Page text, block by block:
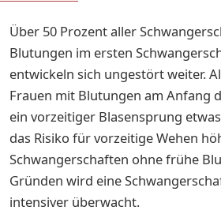
Über 50 Prozent aller
Blutungen im ersten
entwickeln sich ungestört weiter.
Frauen mit Blutungen am Anfang
ein vorzeitiger Blasensprung
das Risiko für vorzeitige Wehen
Schwangerschaften ohne frühe
Gründen wird eine
intensiver überwacht.